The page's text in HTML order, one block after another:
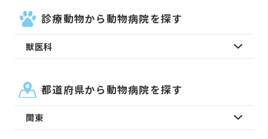
診療動物から動物病院を探す
獣医科
都道府県から動物病院を探す
関東